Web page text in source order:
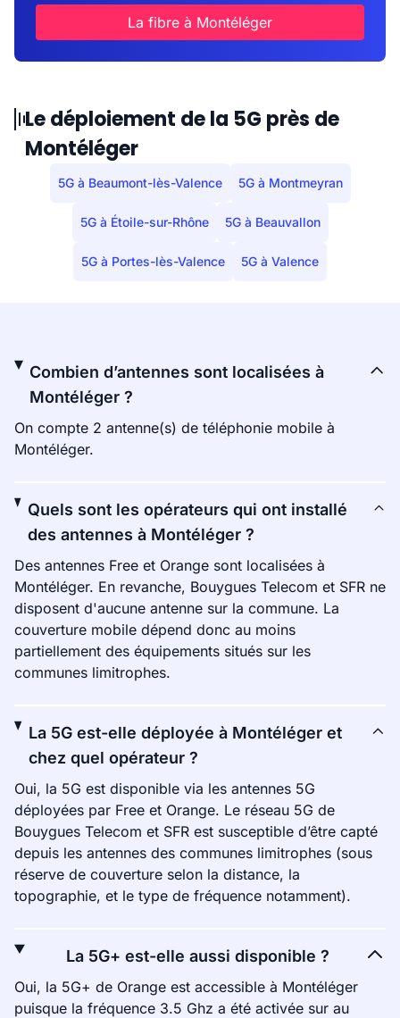
La fibre à Montéléger
Le déploiement de la 5G près de
Montéléger
5G à Beaumont-lès-Valence 5G à Montmeyran
5G à Étoile-sur-Rhône 5G à Beauvallon
5G à Portes-lès-Valence 5G à Valence
Combien d’antennes sont localisées à
Montéléger ?
On compte 2 antenne(s) de téléphonie mobile à
Montéléger.
Quels sont les opérateurs qui ont installé
des antennes à Montéléger ?
Des antennes Free et Orange sont localisées à
Montéléger. En revanche, Bouygues Telecom et SFR ne
disposent d'aucune antenne sur la commune. La
couverture mobile dépend donc au moins
partiellement des équipements situés sur les
communes limitrophes.
La 5G est-elle déployée à Montéléger et
chez quel opérateur ?
Oui, la 5G est disponible via les antennes 5G
déployées par Free et Orange. Le réseau 5G de
Bouygues Telecom et SFR est susceptible d’être capté
depuis les antennes des communes limitrophes (sous
réserve de couverture selon la distance, la
topographie, et le type de fréquence notamment).
La 5G+ est-elle aussi disponible ?
Oui, la 5G+ de Orange est accessible à Montéléger
puisque la fréquence 3.5 Ghz a été activée sur au